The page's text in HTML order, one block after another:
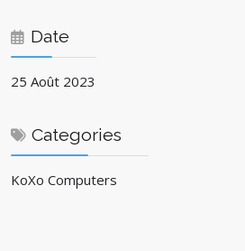
Date
25 Août 2023
Categories
KoXo Computers